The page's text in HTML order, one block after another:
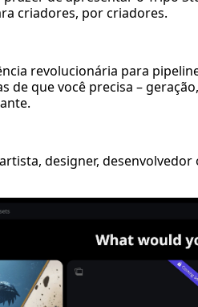
criadores, por criadores.
revolucionária para
de que você precisa –
designer,